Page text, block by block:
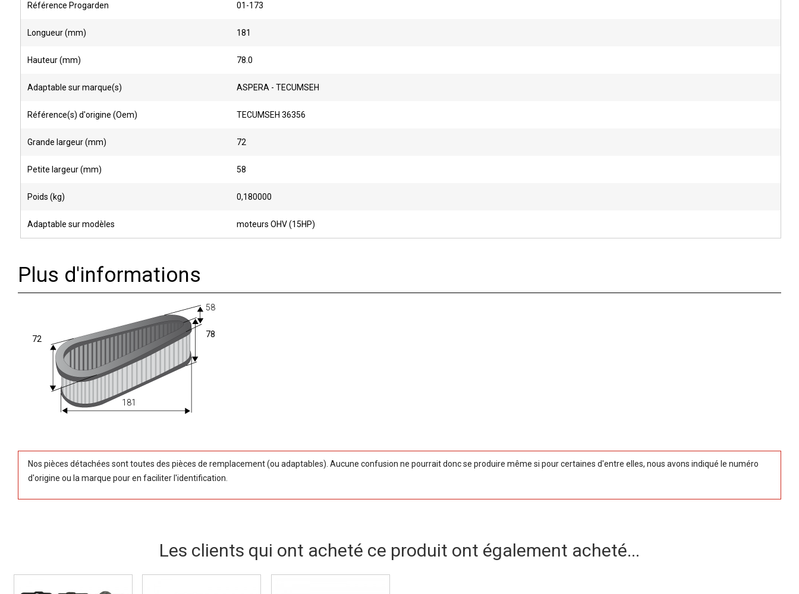
Référence Progarden 01-173
Longueur (mm) 181
Hauteur (mm) 78.0
Adaptable sur marque(s) ASPERA - TECUMSEH
Référence(s) d'origine (Oem) TECUMSEH 36356
Grande largeur (mm) 72
Petite largeur (mm) 58
Poids (kg) 0,180000
Adaptable sur modèles moteurs OHV (15HP)
Plus d'informations
72
58
78
181
Nos pièces détachées sont toutes des pièces de remplacement (ou adaptables). Aucune confusion ne pourrait donc se produire même si pour certaines d'entre elles, nous avons indiqué le numéro
d'origine ou la marque pour en faciliter l'identification.
Les clients qui ont acheté ce produit ont également acheté...